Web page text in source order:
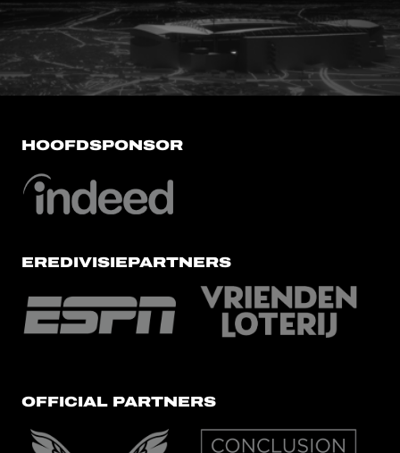
FC Utrecht<br>vanuit<br>het
HOOFDSPONSOR
EREDIVISIEPARTNERS
OFFICIAL PARTNERS